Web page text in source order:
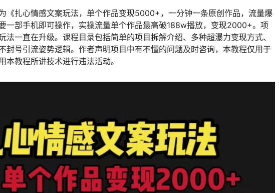
《扎心情感文案玩法，单个作品变现5000+，一分钟一条原创作品，流量爆
一部手机即可操作，实操流量单个作品最高破188w播放，变现2000+。项
法一直在升级。课程目录包括简单的项目拆解介绍、多种超瀑力变现方式、
封号引流姿势逻辑。作者声明项目中有不懂的问题及时咨询，本教程仅用于
本教程所讲技术进行违法活动。